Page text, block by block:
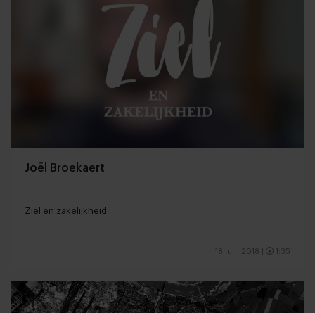
Joël Broekaert
Ziel en zakelijkheid
18 juni 2018 1:35